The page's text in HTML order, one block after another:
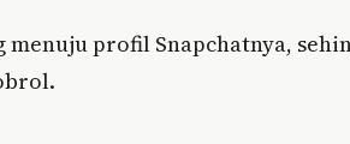
menuju profil Snapchatnya,